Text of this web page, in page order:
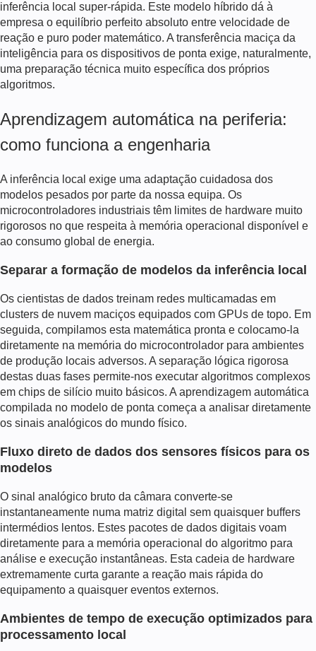
inferência local super-rápida. Este modelo híbrido dá à
empresa o equilíbrio perfeito absoluto entre velocidade de
reação e puro poder matemático. A transferência maciça da
inteligência para os dispositivos de ponta exige, naturalmente,
uma preparação técnica muito específica dos próprios
algoritmos.
Aprendizagem automática na periferia:
como funciona a engenharia
A inferência local exige uma adaptação cuidadosa dos
modelos pesados por parte da nossa equipa. Os
microcontroladores industriais têm limites de hardware muito
rigorosos no que respeita à memória operacional disponível e
ao consumo global de energia.
Separar a formação de modelos da inferência local
Os cientistas de dados treinam redes multicamadas em
clusters de nuvem maciços equipados com GPUs de topo. Em
seguida, compilamos esta matemática pronta e colocamo-la
diretamente na memória do microcontrolador para ambientes
de produção locais adversos. A separação lógica rigorosa
destas duas fases permite-nos executar algoritmos complexos
em chips de silício muito básicos. A aprendizagem automática
compilada no modelo de ponta começa a analisar diretamente
os sinais analógicos do mundo físico.
Fluxo direto de dados dos sensores físicos para os
modelos
O sinal analógico bruto da câmara converte-se
instantaneamente numa matriz digital sem quaisquer buffers
intermédios lentos. Estes pacotes de dados digitais voam
diretamente para a memória operacional do algoritmo para
análise e execução instantâneas. Esta cadeia de hardware
extremamente curta garante a reação mais rápida do
equipamento a quaisquer eventos externos.
Ambientes de tempo de execução optimizados para
processamento local